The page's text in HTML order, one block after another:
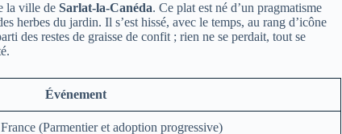
la ville de Sarlat-la-Canéda. Ce plat est né d’un pragmatisme
herbes du jardin. Il s’est hissé, avec le temps, au rang d’icône
des restes de graisse de confit ; rien ne se perdait, tout se
Événement
(Parmentier et adoption progressive)